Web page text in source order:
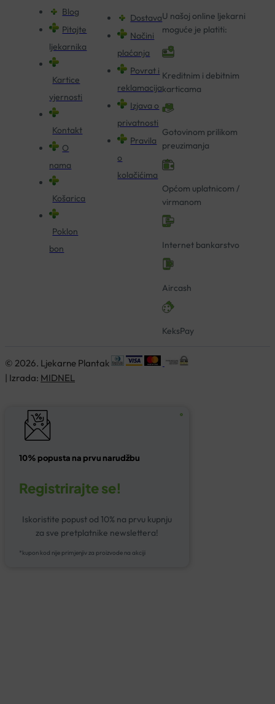
Blog
Pitajte
ljekarnika
Kartice
vjernosti
Kontakt
O
nama
Košarica
Poklon
bon
Dostava
Načini
plaćanja
Povrat i
reklamacija
Izjava o
privatnosti
Pravila
o
kolačićima
U našoj online ljekarni
moguće je platiti:
Kreditnim i debitnim
karticama
Gotovinom prilikom
preuzimanja
Općom uplatnicom /
virmanom
Internet bankarstvo
Aircash
KeksPay
© 2026. Ljekarne Plantak
| Izrada: MIDNEL
10% popusta na prvu narudžbu
Registrirajte se!
Iskoristite popust od 10% na prvu kupnju
za sve pretplatnike newslettera!
*kupon kod nije primjenjiv za proizvode na akciji